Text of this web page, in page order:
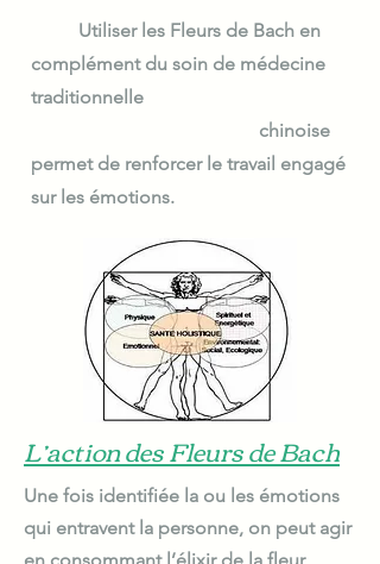
Utiliser les Fleurs de Bach en
complément du soin de médecine
traditionnelle
chinoise
permet de renforcer le travail engagé
sur les émotions.
L’action des Fleurs de Bach
Une fois identifiée la ou les émotions
qui entravent la personne, on peut agir